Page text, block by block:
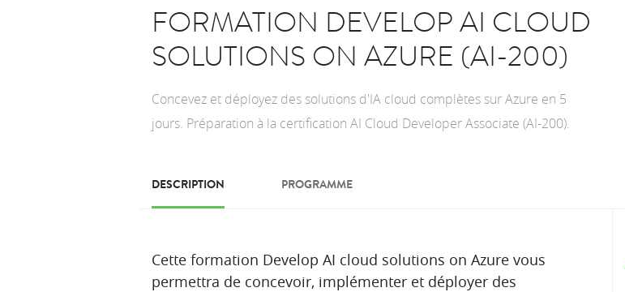
FORMATION DEVELOP AI CLOUD
SOLUTIONS ON AZURE (AI-200)
Concevez et déployez des solutions d'IA cloud complètes sur Azure en 5
jours. Préparation à la certification AI Cloud Developer Associate (AI-200).
DESCRIPTION PROGRAMME
Description
Cette formation Develop AI cloud solutions on Azure vous
permettra de concevoir, implémenter et déployer des